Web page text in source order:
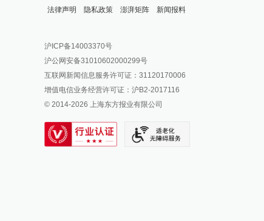
法律声明 隐私政策 澎湃矩阵
澎湃新闻公众号
澎湃新闻抖音号
派生万物开放平台
IP SHANGHAI
SIXTH TONE
新闻报料
报料邮箱: news@thepaper.cn
沪ICP备14003370号
沪公网安备31010602000299号
互联网新闻信息服务许可证：31120170006
增值电信业务经营许可证：沪B2-2017116
© 2014-2026 上海东方报业有限公司